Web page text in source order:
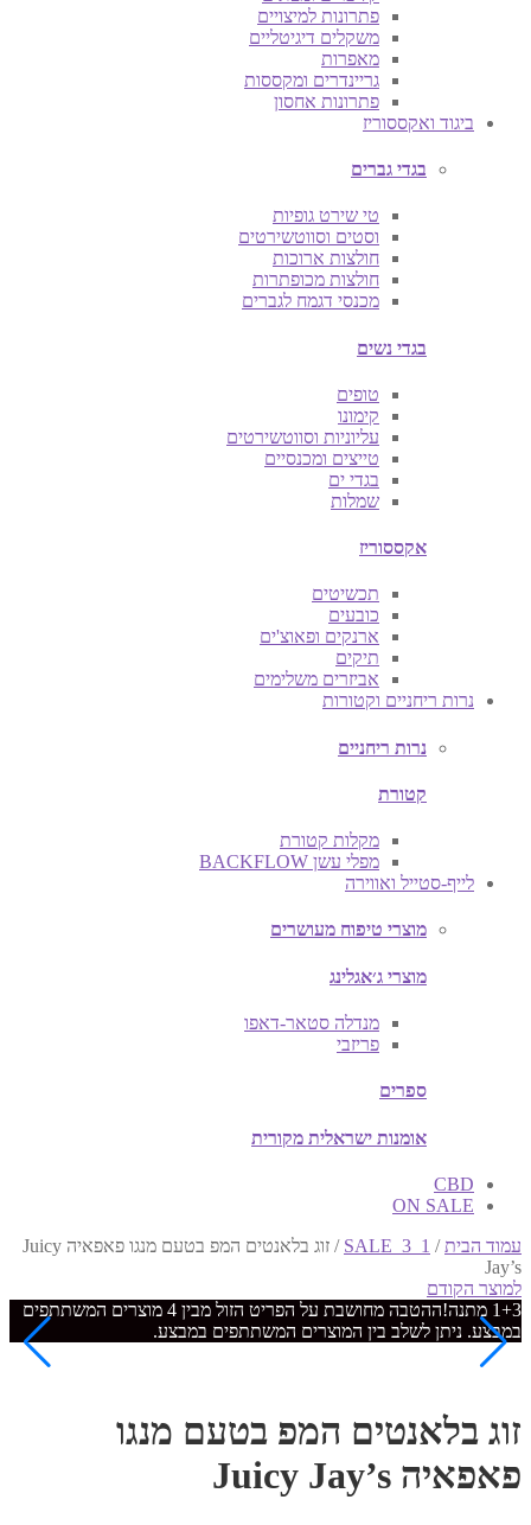
פתרונות למיצויים
משקלים דיגיטליים
מאפרות
גריינדרים ומקססות
פתרונות אחסון
ביגוד ואקססוריז
בגדי גברים
טי שירט גופיות
וסטים וסווטשירטים
חולצות ארוכות
חולצות מכופתרות
מכנסי דגמח לגברים
בגדי נשים
טופים
קימונו
עליוניות וסווטשירטים
טייצים ומכנסיים
בגדי ים
שמלות
אקססוריז
תכשיטים
כובעים
ארנקים ופאוצ'ים
תיקים
אביזרים משלימים
נרות ריחניים וקטורות
נרות ריחניים
קטורת
מקלות קטורת
מפלי עשן BACKFLOW
לייף-סטייל ואווירה
מוצרי טיפוח מעושרים
מוצרי ג׳אגלינג
מנדלה סטאר-דאפו
פריזבי
ספרים
אומנות ישראלית מקורית
CBD
ON SALE
עמוד הבית /
SALE_3_1
/
זוג בלאנטים המפ בטעם מנגו פאפאיה Juicy
Jay’s
למוצר הקודם
1+3 מתנה
!
ההטבה מחושבת על הפריט הזול מבין 4 מוצרים המשתתפים
במבצע. ניתן לשלב בין המוצרים המשתתפים במבצע.
זוג בלאנטים המפ בטעם מנגו
פאפאיה Juicy Jay’s